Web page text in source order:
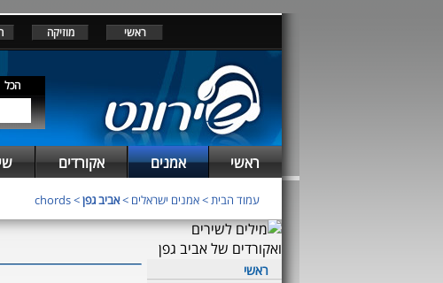
ראשי מוזיקה
הכל
ראשי אמנים אקורדים
עמוד הבית>אמנים ישראלים >אביב גפן> chords
ראשי